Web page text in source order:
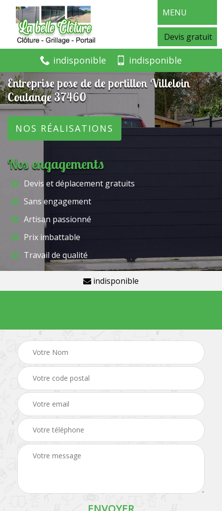
MENU
Devis gratuit
indisponible indisponible
Entreprise pose de de portillon Villeloin
Coulange 37460
NOS RÉALISATIONS
Nos engagements
Devis et déplacement gratuits
Sans engagement
Artisan passionné
Prix imbattable
Travail de qualité
indisponible